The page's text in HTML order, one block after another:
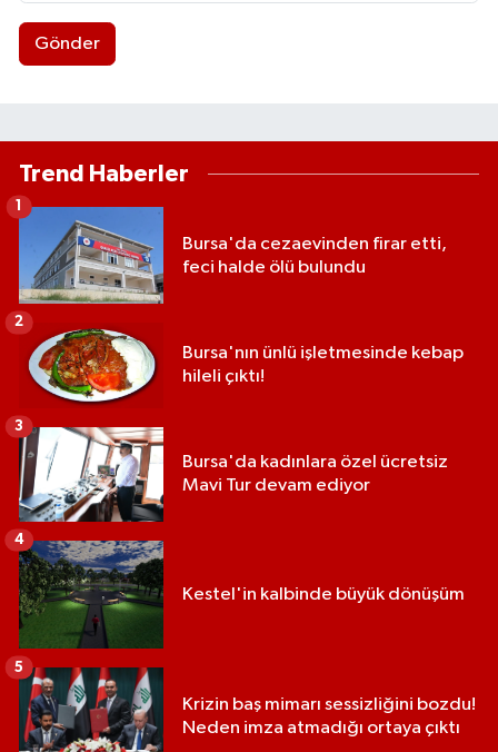
Gönder
Trend Haberler
Bursa'da cezaevinden firar etti,
feci halde ölü bulundu
Bursa'nın ünlü işletmesinde kebap
hileli çıktı!
2
Bursa'da kadınlara özel ücretsiz
Mavi Tur devam ediyor
3
Kestel'in kalbinde büyük dönüşüm
4
Krizin baş mimarı sessizliğini bozdu!
Neden imza atmadığı ortaya çıktı
5